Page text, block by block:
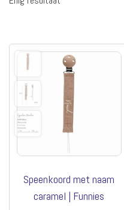
Speenkoord met naam
caramel | Funnies